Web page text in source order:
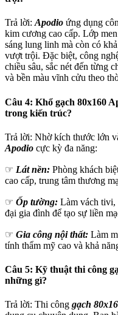
Trả lời: Apodio ứng dụng
kim cương cao cấp. Lớp
sáng lung linh mà còn có
vượt trội. Đặc biệt, công
chiều sâu, sắc nét đến từng
và bền màu vĩnh cửu theo
Câu 4: Khổ gạch 80x160
trong kiến trúc?
Trả lời: Nhờ kích thước lớn
Apodio cực kỳ đa năng:
☞ Lát nền: Phòng khách
cao cấp, trung tâm thương
☞ Ốp tường: Làm vách tivi,
đại gia đình để tạo sự liền
☞ Gia công nội thất: Làm
tính thẩm mỹ cao và khả
Câu 5: Kỹ thuật thi công
những gì?
Trả lời: Thi công gạch